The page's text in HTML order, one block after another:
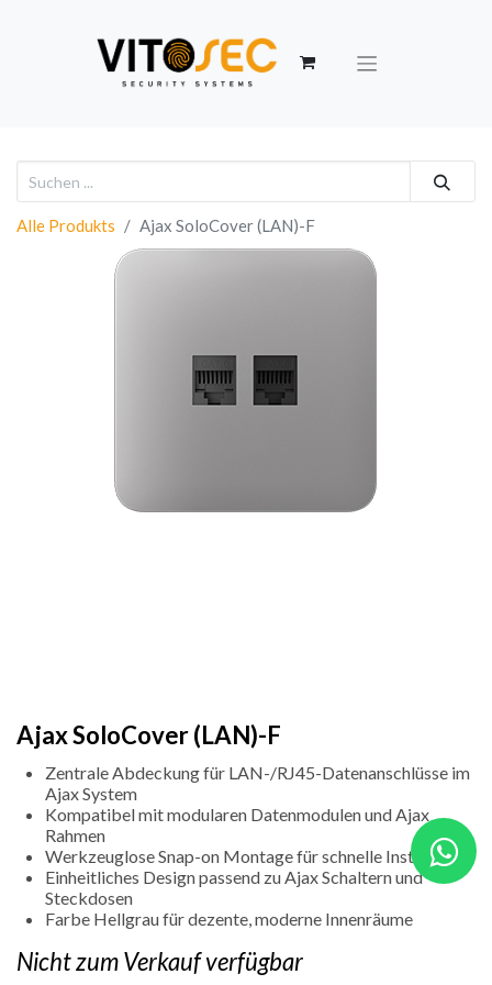
Alle Produkts Ajax SoloCover (LAN)-F
Ajax SoloCover (LAN)-F
Zentrale Abdeckung für LAN-/RJ45-Datenanschlüsse im
Ajax System
Kompatibel mit modularen Datenmodulen und Ajax
Rahmen
Werkzeuglose Snap-on Montage für schnelle Installation
Einheitliches Design passend zu Ajax Schaltern und
Steckdosen
Farbe Hellgrau für dezente, moderne Innenräume
Nicht zum Verkauf verfügbar